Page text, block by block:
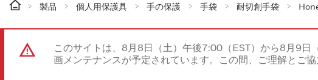
製品 個人用保護具 手の保護 手袋 耐切創手袋
このサイトは、8月8日（土）午後7:00（EST）から8月9
画メンテナンスが予定されています。この間、ご理解とご協